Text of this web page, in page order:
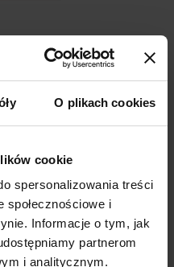
O plikach cookies
cookie
spersonalizowania treści
społecznościowe i
Informacje o tym, jak
partnerom
i analitycznym.
żywo